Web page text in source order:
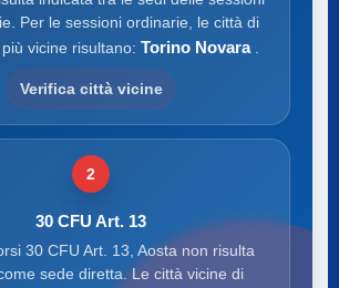
Per le sessioni ordinarie, le città di
vicine risultano: Torino Novara
Verifica città vicine
2
30 CFU Art. 13
30 CFU Art. 13, Aosta non risulta
sede diretta. Le città vicine di